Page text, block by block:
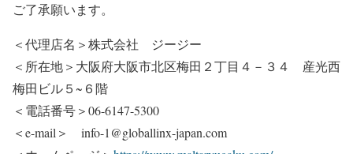
ご了承願います。
＜代理店名＞株式会社 ジージー
＜所在地＞大阪府大阪市北区梅田２丁目４－３４ 産光西
梅田ビル５~６階
＜電話番号＞06-6147-5300
＜e-mail＞ info-1@globallinx-japan.com